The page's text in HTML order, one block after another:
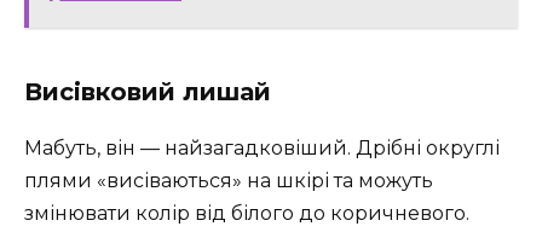
Висівковий лишай
Мабуть, він — найзагадковіший. Дрібні округлі
плями «висіваються» на шкірі та можуть
змінювати колір від білого до коричневого.